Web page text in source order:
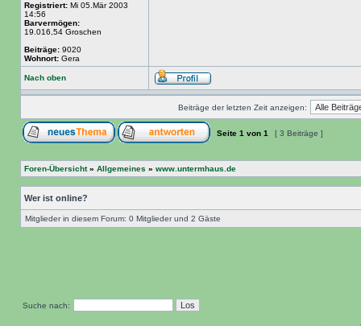
Registriert: Mi 05.Mär 2003
14:56
Barvermögen:
19.016,54 Groschen
Beiträge: 9020
Wohnort: Gera
Nach oben
Beiträge der letzten Zeit anzeigen:
Seite 1 von 1 [ 3 Beiträge ]
Foren-Übersicht» Allgemeines » www.untermhaus.de
Wer ist online?
Mitglieder in diesem Forum: 0 Mitglieder und 2 Gäste
Suche nach: